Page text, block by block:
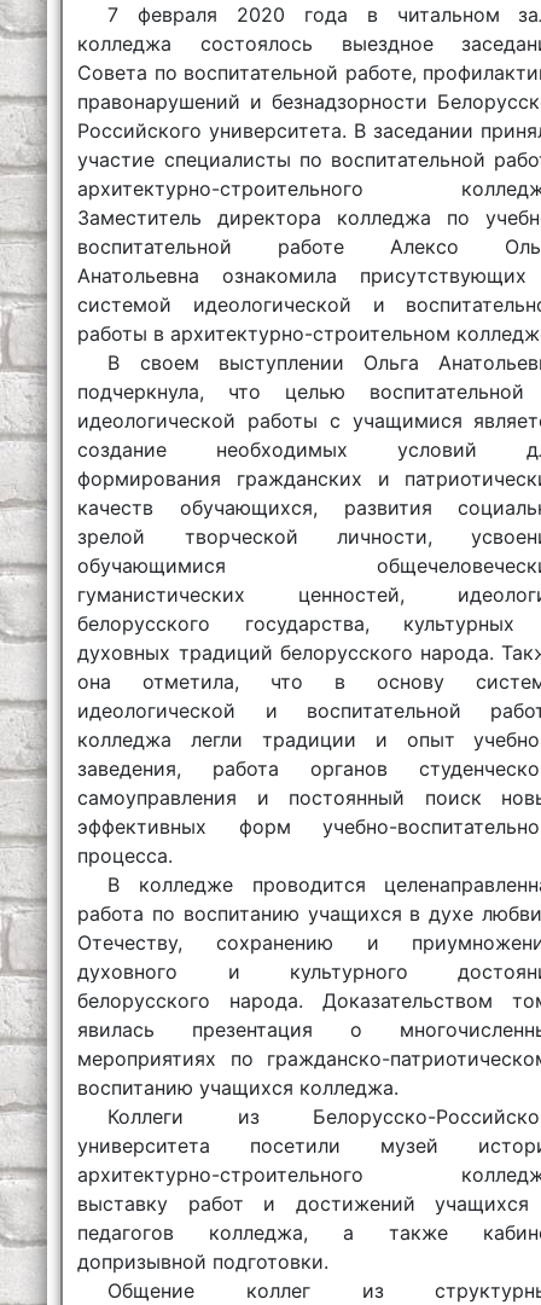
7 февраля 2020 года в читальном
колледжа состоялось выездное
Совета по воспитательной работе,
правонарушений и безнадзорности
Российского университета. В заседании
участие специалисты по воспитательной
архитектурно-строительного
Заместитель директора колледжа по
воспитательной работе Алексо
Анатольевна ознакомила
системой идеологической и
работы в архитектурно-строительном
В своем выступлении Ольга
подчеркнула, что целью
идеологической работы с учащимися
создание необходимых условий
формирования гражданских и
качеств обучающихся, развития
зрелой творческой личности,
обучающимися
гуманистических ценностей,
белорусского государства,
духовных традиций белорусского народа.
она отметила, что в основу
идеологической и воспитательной
колледжа легли традиции и опыт
заведения, работа органов
самоуправления и постоянный поиск
эффективных форм учебно-
процесса.
В колледже проводится
работа по воспитанию учащихся в духе
Отечеству, сохранению и
духовного и культурного
белорусского народа. Доказательством
явилась презентация о
мероприятиях по гражданско-
воспитанию учащихся колледжа.
Коллеги из Белорусско-
университета посетили музей
архитектурно-строительного
выставку работ и достижений
педагогов колледжа, а также
допризывной подготовки.
Общение коллег из